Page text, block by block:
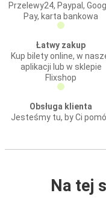
Przelewy24, Paypal,
Pay, karta bankowa
Łatwy zakup
Kup bilety online, w
aplikacji lub w sklepie
Flixshop
Obsługa klienta
Jesteśmy tu, by Ci
Na tej